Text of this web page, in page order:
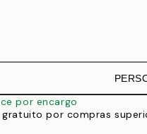
50x70 cm
por encargo
gratuito por compras